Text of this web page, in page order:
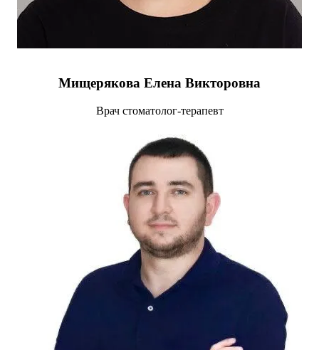
Мищерякова Елена Викторовна
Врач стоматолог-терапевт